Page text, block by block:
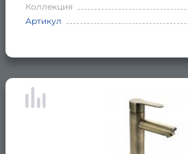
Коллекция
Артикул